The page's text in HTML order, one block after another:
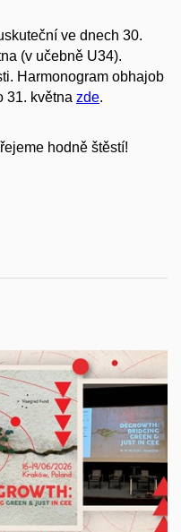
ve dnech 30.
(v učebně U34).
Harmonogram obhajob
31. května zde.
hodně štěstí!